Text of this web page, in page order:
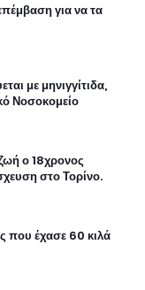
για να τα
με μηνιγγίτιδα,
Νοσοκομείο
ο 18χρονος
στο Τορίνο.
που έχασε 60 κιλά